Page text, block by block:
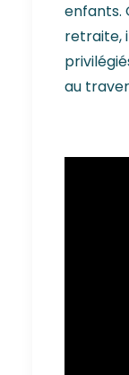
enfants.
retraite,
au